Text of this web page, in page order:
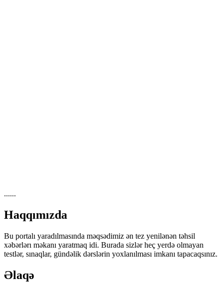
......
Haqqımızda
Bu portalı yaradılmasında məqsədimiz ən tez yenilənən təhsil
xəbərlərı məkanı yaratmaq idi. Burada sizlər heç yerdə olmayan
testlər, sınaqlar, gündəlik dərslərin yoxlanılması imkanı tapacaqsınız.
Əlaqə